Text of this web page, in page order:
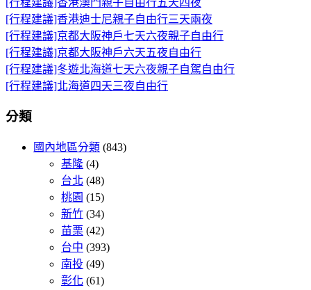
[行程建議]香港迪士尼親子自由行三天兩夜
[行程建議]京都大阪神戶七天六夜親子自由行
[行程建議]京都大阪神戶六天五夜自由行
[行程建議]冬遊北海道七天六夜親子自駕自由行
[行程建議]北海道四天三夜自由行
分類
國內地區分類 (843)
基隆 (4)
台北 (48)
桃園 (15)
新竹 (34)
苗栗 (42)
台中 (393)
南投 (49)
彰化 (61)